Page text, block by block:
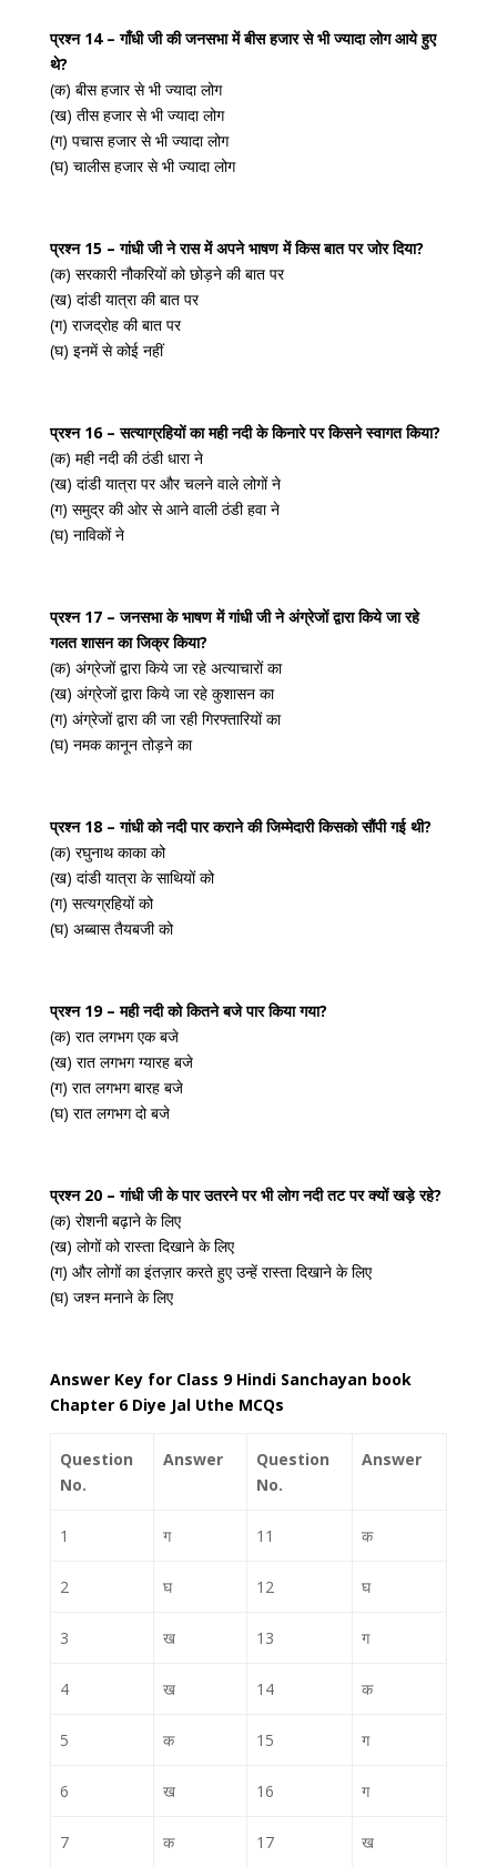
प्रश्न 14 – गाँधी जी की जनसभा में बीस हजार से भी ज्यादा लोग आये हुए
थे?
(क) बीस हजार से भी ज्यादा लोग
(ख) तीस हजार से भी ज्यादा लोग
(ग) पचास हजार से भी ज्यादा लोग
(घ) चालीस हजार से भी ज्यादा लोग
प्रश्न 15 – गांधी जी ने रास में अपने भाषण में किस बात पर जोर दिया?
(क) सरकारी नौकरियों को छोड़ने की बात पर
(ख) दांडी यात्रा की बात पर
(ग) राजद्रोह की बात पर
(घ) इनमें से कोई नहीं
प्रश्न 16 – सत्याग्रहियों का मही नदी के किनारे पर किसने स्वागत किया?
(क) मही नदी की ठंडी धारा ने
(ख) दांडी यात्रा पर और चलने वाले लोगों ने
(ग) समुद्र की ओर से आने वाली ठंडी हवा ने
(घ) नाविकों ने
प्रश्न 17 – जनसभा के भाषण में गांधी जी ने अंग्रेजों द्वारा किये जा रहे
गलत शासन का जिक्र किया?
(क) अंग्रेजों द्वारा किये जा रहे अत्याचारों का
(ख) अंग्रेजों द्वारा किये जा रहे कुशासन का
(ग) अंग्रेजों द्वारा की जा रही गिरफ्तारियों का
(घ) नमक कानून तोड़ने का
प्रश्न 18 – गांधी को नदी पार कराने की जिम्मेदारी किसको सौंपी गई थी?
(क) रघुनाथ काका को
(ख) दांडी यात्रा के साथियों को
(ग) सत्यग्रहियों को
(घ) अब्बास तैयबजी को
प्रश्न 19 – मही नदी को कितने बजे पार किया गया?
(क) रात लगभग एक बजे
(ख) रात लगभग ग्यारह बजे
(ग) रात लगभग बारह बजे
(घ) रात लगभग दो बजे
प्रश्न 20 – गांधी जी के पार उतरने पर भी लोग नदी तट पर क्यों खड़े रहे?
(क) रोशनी बढ़ाने के लिए
(ख) लोगों को रास्ता दिखाने के लिए
(ग) और लोगों का इंतज़ार करते हुए उन्हें रास्ता दिखाने के लिए
(घ) जश्न मनाने के लिए
Answer Key for Class 9 Hindi Sanchayan book
Chapter 6 Diye‌ ‌Jal‌ ‌Uthe MCQs
Question
No.
Answer
Question
No.
Answer
1 ग 11 क
2 घ 12 घ
3 ख 13 ग
4 ख 14 क
5 क 15 ग
6 ख 16 ग
7 क 17 ख